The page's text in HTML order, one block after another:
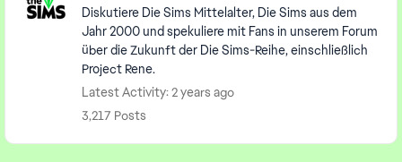
Diskutiere Die Sims Mittelalter, Die Sims aus dem
Jahr 2000 und spekuliere mit Fans in unserem Forum
über die Zukunft der Die Sims-Reihe, einschließlich
Project Rene.
Latest Activity: 2 years ago
3,217 Posts